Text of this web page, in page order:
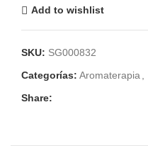
Add to wishlist
SKU: SG000832
Categorías: Aromaterapia
Share: